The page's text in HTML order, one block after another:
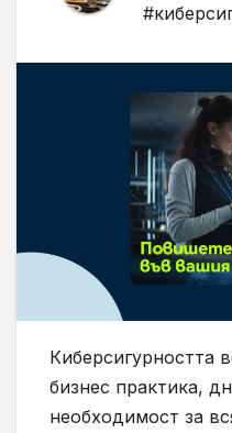
Киберсигурността
бизнес практика,
необходимост за